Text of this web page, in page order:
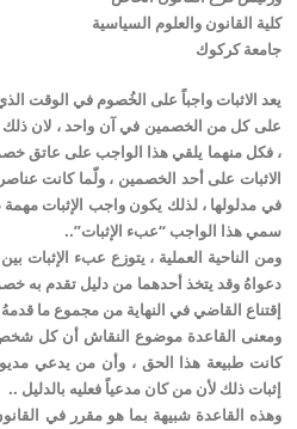
كلية القانون والعلوم السياسية
جامعة كركوك
يعد الاثبات واجباً على الخُصوم في الوقت
على كل من الخصمين في آن واحد ، لان ذلك
، فكل منهما يلقي هذا الواجب على عاتق
الاثبات على أحد الخصمين ، ولّما كانت
في مدلولها ، لذلك يكون واجب الإثبات
سمي هذا الواجب “عبء الإثبات”..
ومن الناحية العملية ، يتوزع عبء الإثبات
دعواهُ وقد يتخذ أحدهما من دليل تقدم به
إقتناع القاضي في النهاية من مجموع ما
ومعنى القاعدة موضوع النقاش أن كل
كانت طبيعة هذا الحق ، وأن من يدعي
إثبات ذلك لأن من كان مدعياً فعليه بالدليل ..
وهذه القاعدة شبيهة بما هو مقرر في